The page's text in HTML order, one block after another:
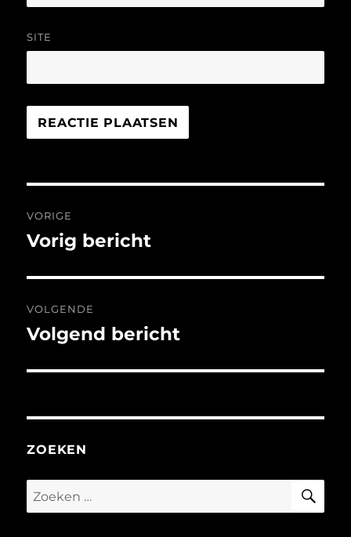
SITE
navigatie
VORIGE
Vorig
Vorig bericht
VOLGENDE
Volgend
Volgend bericht
ZOEKEN
Zoeken
naar: